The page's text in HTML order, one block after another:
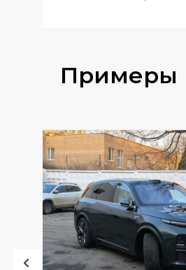
Примеры